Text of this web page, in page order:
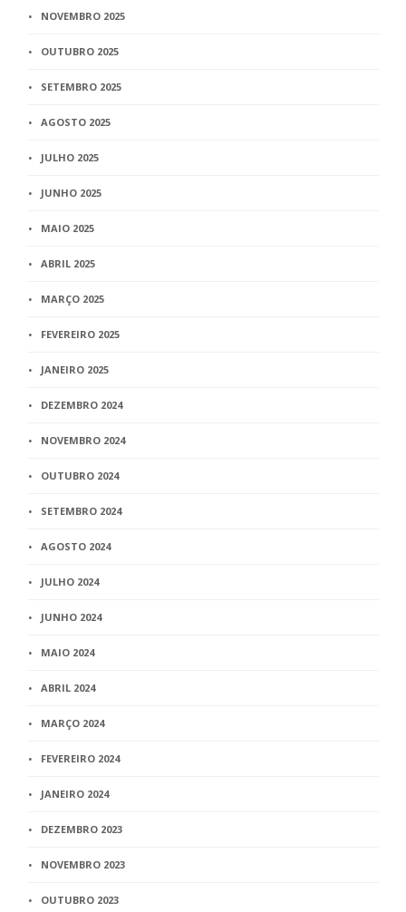
NOVEMBRO 2025
OUTUBRO 2025
SETEMBRO 2025
AGOSTO 2025
JULHO 2025
JUNHO 2025
MAIO 2025
ABRIL 2025
MARÇO 2025
FEVEREIRO 2025
JANEIRO 2025
DEZEMBRO 2024
NOVEMBRO 2024
OUTUBRO 2024
SETEMBRO 2024
AGOSTO 2024
JULHO 2024
JUNHO 2024
MAIO 2024
ABRIL 2024
MARÇO 2024
FEVEREIRO 2024
JANEIRO 2024
DEZEMBRO 2023
NOVEMBRO 2023
OUTUBRO 2023